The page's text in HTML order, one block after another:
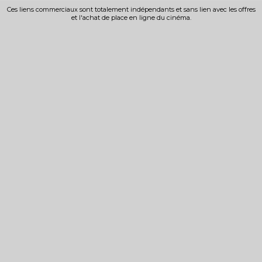
Ces liens commerciaux sont totalement indépendants et sans lien avec les offres
et l'achat de place en ligne du cinéma.